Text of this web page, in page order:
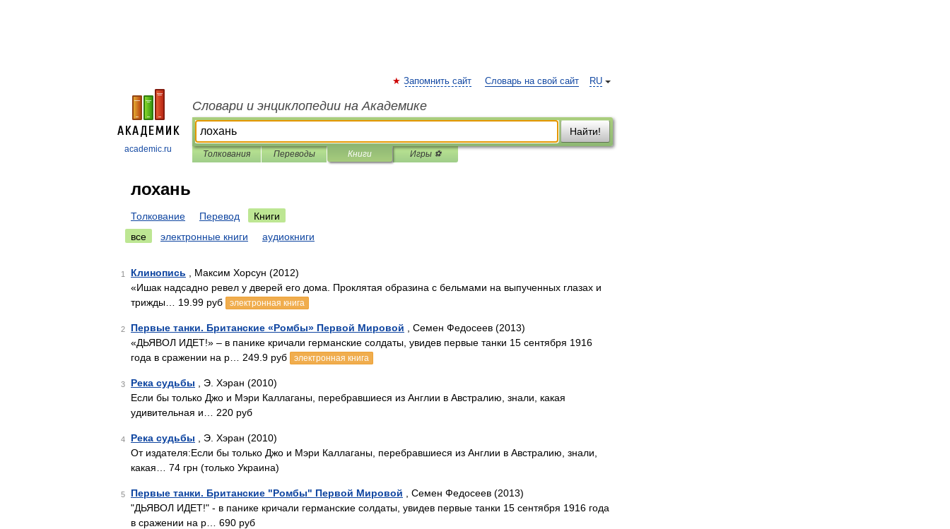
academic.ru
RU
Запомнить сайт Словарь на свой сайт
Словари и энциклопедии на Академике
Найти!
Толкования Переводы Книги Игры ⚽
лохань
Толкование Перевод
Книги
все
электронные книги аудиокниги
1 Клинопись , Максим Хорсун (2012)
«Ишак надсадно ревел у дверей его дома. Проклятая образина с бельмами на выпученных глазах и
трижды… 19.99 руб
электронная книга
2 Первые танки. Британские «Ромбы» Первой Мировой , Семен Федосеев (2013)
«ДЬЯВОЛ ИДЕТ!» – в панике кричали германские солдаты, увидев первые танки 15 сентября 1916
года в сражении на р… 249.9 руб
электронная книга
3 Река судьбы , Э. Хэран (2010)
Если бы только Джо и Мэри Каллаганы, перебравшиеся из Англии в Австралию, знали, какая
удивительная и… 220 руб
4 Река судьбы , Э. Хэран (2010)
От издателя:Если бы только Джо и Мэри Каллаганы, перебравшиеся из Англии в Австралию, знали,
какая… 74 грн (только Украина)
5 Первые танки. Британские "Ромбы" Первой Мировой , Семен Федосеев (2013)
"ДЬЯВОЛ ИДЕТ!" - в панике кричали германские солдаты, увидев первые танки 15 сентября 1916 года
в сражении на р… 690 руб